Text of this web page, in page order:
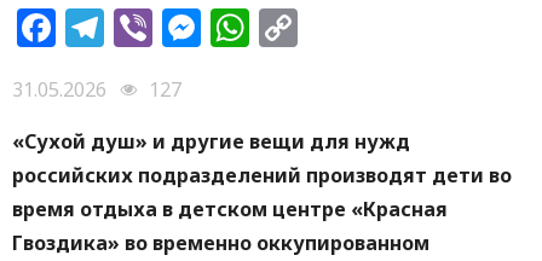
Facebook
Telegram
ViberMessenger
WhatsApp
31.05.2026
127
«Сухой душ» и другие вещи для нужд
российских подразделений производят дети во
время отдыха в детском центре «Красная
Гвоздика» во временно оккупированном